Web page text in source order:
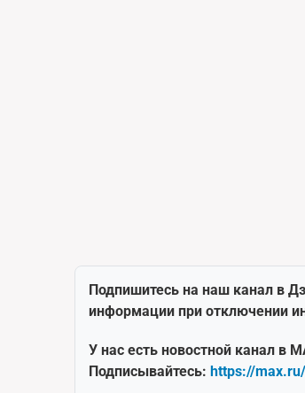
Подпишитесь на наш канал в
информации при отключении
У нас есть новостной канал в
Подписывайтесь: https://